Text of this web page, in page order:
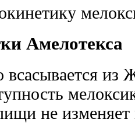
Амелотекса
из
не изменяет